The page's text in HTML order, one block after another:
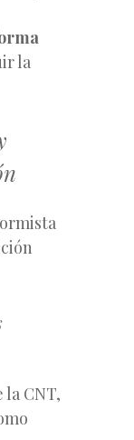
la
la CNT,